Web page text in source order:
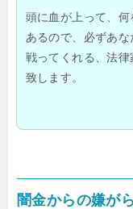
頭に血が上って、
あるので、必ずあ
戦ってくれる、法
致します。
闇金からの嫌が